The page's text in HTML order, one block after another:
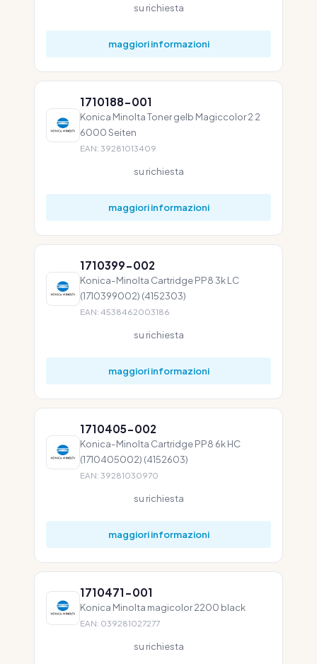
su richiesta
maggiori informazioni
1710188-001
Konica Minolta Toner gelb Magiccolor 2 2
6000 Seiten
EAN: 39281013409
su richiesta
maggiori informazioni
1710399-002
Konica-Minolta Cartridge PP8 3k LC
(1710399002) (4152303)
EAN: 4538462003186
su richiesta
maggiori informazioni
1710405-002
Konica-Minolta Cartridge PP8 6k HC
(1710405002) (4152603)
EAN: 39281030970
su richiesta
maggiori informazioni
1710471-001
Konica Minolta magicolor 2200 black
EAN: 039281027277
su richiesta